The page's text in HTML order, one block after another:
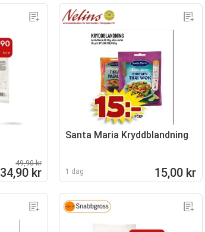
49,90 kr
34,90 kr
Santa Maria Kryddblandning
1 dag 15,00 kr